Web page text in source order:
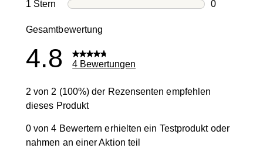
1 Stern Sterne
0
Gesamtbewertung
4.8 4 Bewertungen
2 von 2 (100%) der Rezensenten empfehlen
dieses Produkt
0 von 4 Bewertern erhielten ein Testprodukt oder
nahmen an einer Aktion teil